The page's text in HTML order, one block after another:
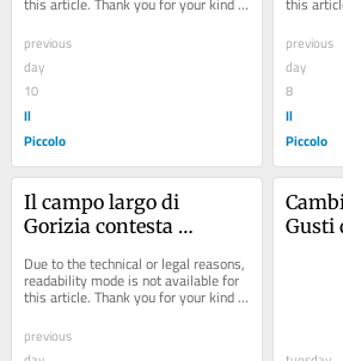
previous
day
10
Il
Piccolo
previous
day
8
Il
Piccolo
Il campo largo di
Gorizia contesta
ospedale e il nuovo
campus scolastico
Due to the technical or legal reasons,
readability mode is not available for
this article. Thank you for your kind
previous
Gusti